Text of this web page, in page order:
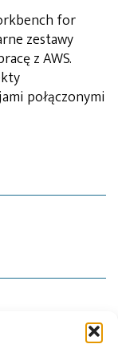
for
zestawy
z AWS.
połączonymi